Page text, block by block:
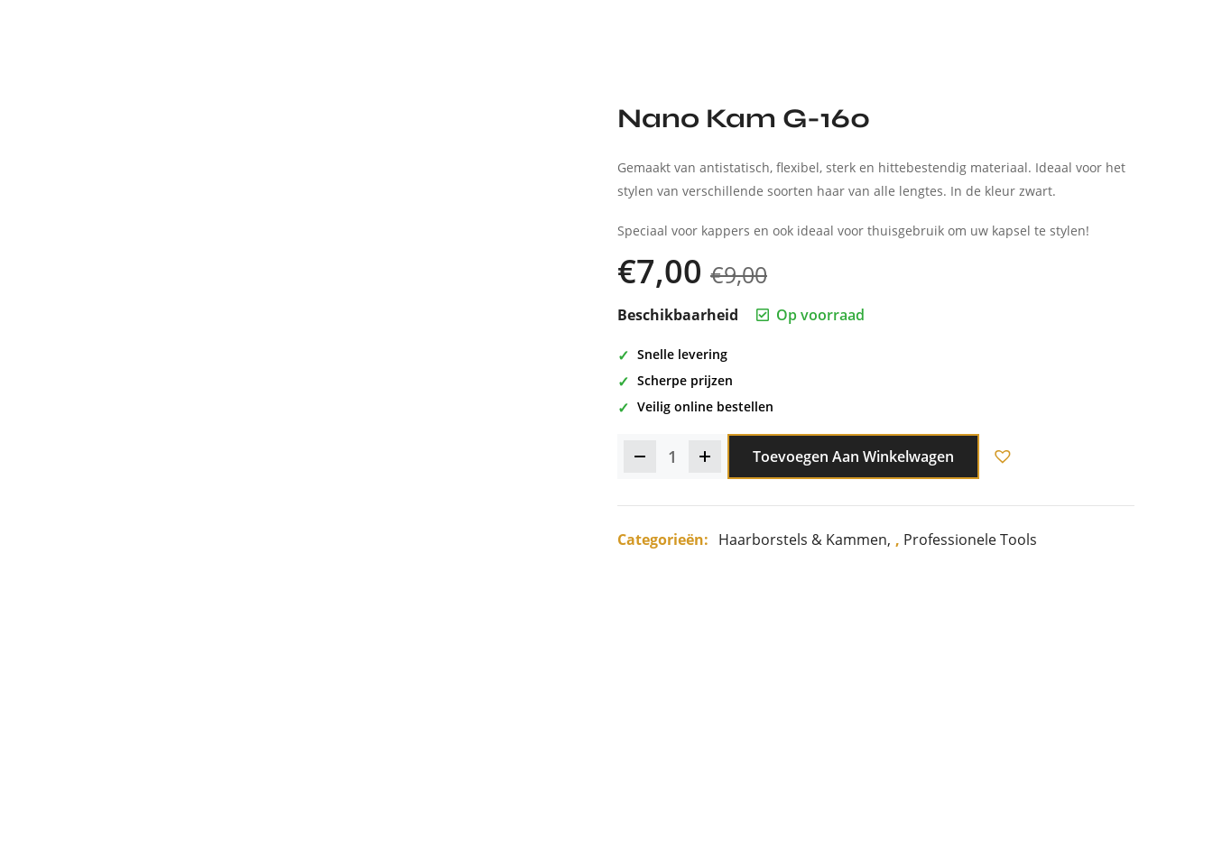
Nano Kam G-160
Gemaakt van antistatisch, flexibel, sterk en hittebestendig materiaal. Ideaal voor het
stylen van verschillende soorten haar van alle lengtes. In de kleur zwart.
Speciaal voor kappers en ook ideaal voor thuisgebruik om uw kapsel te stylen!
€7,00 €9,00
Beschikbaarheid Op voorraad
Snelle levering
Scherpe prijzen
Veilig online bestellen
Toevoegen Aan Winkelwagen
Categorieën: Haarborstels & Kammen , Professionele Tools